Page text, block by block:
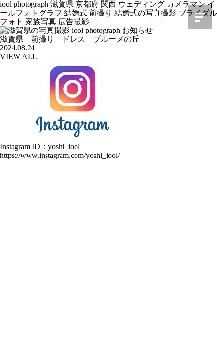
iool photograph 滋賀県 京都府 関西 ウェディング カメラマン イ
ールフォトグラフ 結婚式 前撮り 結婚式の写真撮影 ブライダル
フォト 家族写真 広告撮影
滋賀県 前撮り ドレス ブルーメの丘
2024.08.24
VIEW ALL
Instagram ID：yoshi_iool
https://www.instagram.com/yoshi_iool/